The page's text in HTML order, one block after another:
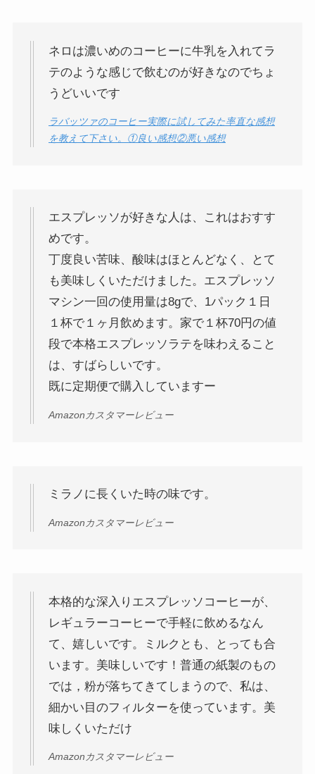
ネロは濃いめのコーヒーに牛乳を入れてラ
テのような感じで飲むのが好きなのでちょ
うどいいです
ラバッツァのコーヒー実際に試してみた率直な感想
を教えて下さい。①良い感想②悪い感想
エスプレッソが好きな人は、これはおすす
めです。
丁度良い苦味、酸味はほとんどなく、とて
も美味しくいただけました。エスプレッソ
マシン一回の使用量は8gで、1パック１日
１杯で１ヶ月飲めます。家で１杯70円の値
段で本格エスプレッソラテを味わえること
は、すばらしいです。
既に定期便で購入していますー
Amazonカスタマーレビュー
ミラノに長くいた時の味です。
Amazonカスタマーレビュー
本格的な深入りエスプレッソコーヒーが、
レギュラーコーヒーで手軽に飲めるなん
て、嬉しいです。ミルクとも、とっても合
います。美味しいです！普通の紙製のもの
では，粉が落ちてきてしまうので、私は、
細かい目のフィルターを使っています。美
味しくいただけ
Amazonカスタマーレビュー